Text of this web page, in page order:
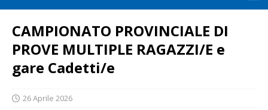
CAMPIONATO PROVINCIALE DI
PROVE MULTIPLE RAGAZZI/E e
gare Cadetti/e
26 Aprile 2026